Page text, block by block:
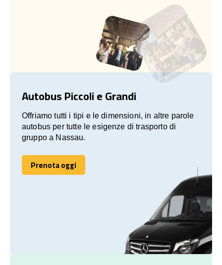
Autobus Piccoli e Grandi
Offriamo tutti i tipi e le dimensioni, in altre parole
autobus per tutte le esigenze di trasporto di
gruppo a Nassau.
Prenota oggi
Prenota oggi